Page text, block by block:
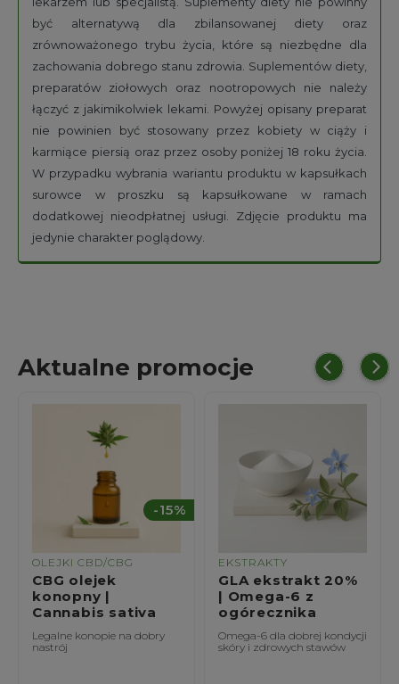
być alternatywą dla zbilansowanej diety oraz
zrównoważonego trybu życia, które są niezbędne dla
zachowania dobrego stanu zdrowia. Suplementów diety,
preparatów ziołowych oraz nootropowych nie należy
łączyć z jakimikolwiek lekami. Powyżej opisany preparat
nie powinien być stosowany przez kobiety w ciąży i
karmiące piersią oraz przez osoby poniżej 18 roku życia.
W przypadku wybrania wariantu produktu w kapsułkach
surowce w proszku są kapsułkowane w ramach
dodatkowej nieodpłatnej usługi. Zdjęcie produktu ma
jedynie charakter poglądowy.
Aktualne promocje
CBD/CBG
olejek
|
sativa
konopie na dobry
EKSTRAKTY
GLA ekstrakt 20%
| Omega-6 z
ogórecznika
Omega-6 dla dobrej kondycji
skóry i zdrowych stawów
zdrowia